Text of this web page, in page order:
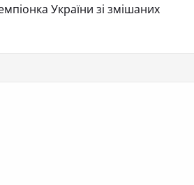
України зі змішаних